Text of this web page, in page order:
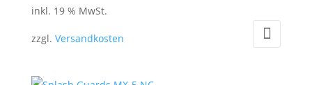
inkl. 19 % MwSt.
zzgl. Versandkosten